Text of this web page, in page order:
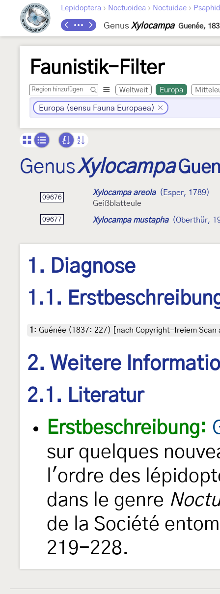
Lepidoptera › Noctuoidea › Noctuidae ›
Genus Xylocampa Guenée,
Faunistik-Filter
Weltweit Europa
Europa (sensu Fauna Europaea)
GenusXylocampa
09676
Xylocampa areola
(Esper, 1789)
Geißblatteule
09677 Xylocampa mustapha (Oberthür,
1. Diagnose
1.1.
1 : Guénée (1837: 227) [nach Copyright-freiem
2. Weitere
2.1. Literatur
Erstbeschreibung:
sur quelques
l'ordre des
dans le genre
de la Société
219-228.